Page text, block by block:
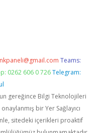
Teams:
0262 606 0 726 Telegram:
gereğince Bilgi Teknolojileri
bir Yer Sağlayıcı
sitedeki içerikleri proaktif